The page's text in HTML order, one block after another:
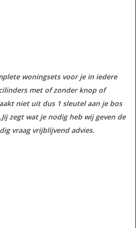
woningsets voor je in iedere
met of zonder knop of
niet uit dus 1 sleutel aan je bos
zegt wat je nodig heb wij geven de
vraag vrijblijvend advies.